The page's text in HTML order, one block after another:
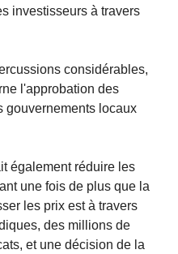
investisseurs à travers
considérables,
l'approbation des
gouvernements locaux
également réduire les
une fois de plus que la
les prix est à travers
des millions de
et une décision de la